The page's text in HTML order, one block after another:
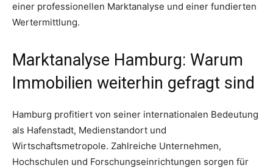
einer professionellen Marktanalyse und einer fundierten
Wertermittlung.
Marktanalyse Hamburg: Warum
Immobilien weiterhin gefragt sind
Hamburg profitiert von seiner internationalen Bedeutung
als Hafenstadt, Medienstandort und
Wirtschaftsmetropole. Zahlreiche Unternehmen,
Hochschulen und Forschungseinrichtungen sorgen für